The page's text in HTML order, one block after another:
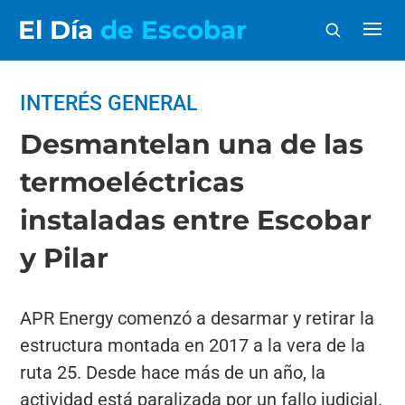
El Día de Escobar
INTERÉS GENERAL
Desmantelan una de las
termoeléctricas
instaladas entre Escobar
y Pilar
APR Energy comenzó a desarmar y retirar la
estructura montada en 2017 a la vera de la
ruta 25. Desde hace más de un año, la
actividad está paralizada por un fallo judicial.